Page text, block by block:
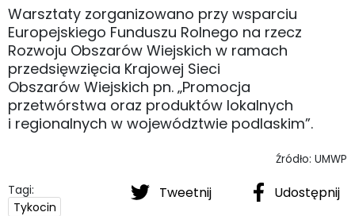
Warsztaty zorganizowano przy wsparciu
Europejskiego Funduszu Rolnego na rzecz
Rozwoju Obszarów Wiejskich w ramach
przedsięwzięcia Krajowej Sieci
Obszarów Wiejskich pn. „Promocja
przetwórstwa oraz produktów lokalnych
i regionalnych w województwie podlaskim”.
Źródło: UMWP
Tweetnij Udostępnij
Tagi:
Tykocin